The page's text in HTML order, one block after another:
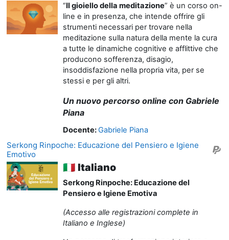
“Il gioiello della meditazione” è un corso on-
line e in presenza, che intende offrire gli
strumenti necessari per trovare nella
meditazione sulla natura della mente la cura
a tutte le dinamiche cognitive e afflittive che
producono sofferenza, disagio,
insoddisfazione nella propria vita, per se
stessi e per gli altri.
Un nuovo percorso online con Gabriele
Piana
Docente:Gabriele Piana
Serkong Rinpoche: Educazione del Pensiero e Igiene
Emotivo
🇮🇹 Italiano
Serkong Rinpoche: Educazione del
Pensiero e Igiene Emotiva
(Accesso alle registrazioni complete in
Italiano e Inglese)